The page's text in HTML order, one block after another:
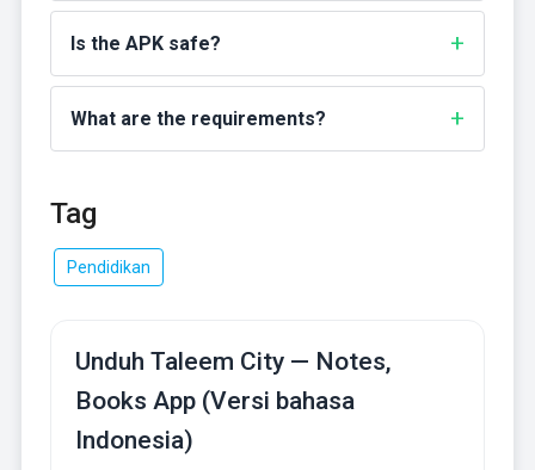
Is the APK safe?
What are the requirements?
Tag
Pendidikan
Unduh Taleem City — Notes,
Books App (Versi bahasa
Indonesia)